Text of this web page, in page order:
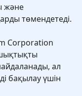
және
төмендетеді.
Corporation
ал
бақылау үшін